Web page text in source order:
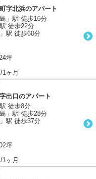
字北浜のアパート
」駅 徒歩16分
徒歩22分
駅 徒歩60分
坪
1ヶ月
出口のアパート
徒歩8分
」駅 徒歩28分
駅 徒歩37分
坪
1ヶ月